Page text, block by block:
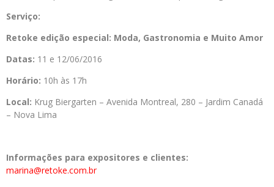
Serviço:
Retoke edição especial: Moda, Gastronomia e Muito Amor
Datas: 11 e 12/06/2016
Horário: 10h às 17h
Local: Krug Biergarten – Avenida Montreal, 280 – Jardim Canadá
– Nova Lima
Informações para expositores e clientes:
marina@retoke.com.br